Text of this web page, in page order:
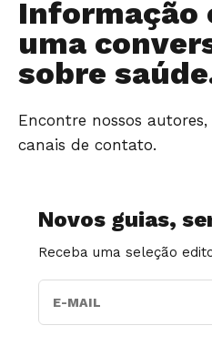
Informação
uma
sobre
Encontre nossos
canais de contato.
Novos guias,
Receba uma seleção